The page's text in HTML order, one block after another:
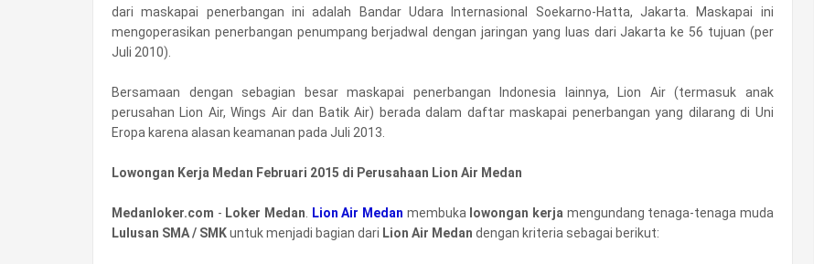
dari maskapai penerbangan ini adalah Bandar Udara Internasional Soekarno-Hatta, Jakarta. Maskapai ini
mengoperasikan penerbangan penumpang berjadwal dengan jaringan yang luas dari Jakarta ke 56 tujuan (per
Juli 2010).
Bersamaan dengan sebagian besar maskapai penerbangan Indonesia lainnya, Lion Air (termasuk anak
perusahan Lion Air, Wings Air dan Batik Air) berada dalam daftar maskapai penerbangan yang dilarang di Uni
Eropa karena alasan keamanan pada Juli 2013.
Lowongan Kerja Medan Februari 2015 di Perusahaan Lion Air Medan
Medanloker.com - Loker Medan Lion Air Medan membuka lowongan kerja mengundang tenaga-tenaga muda
Lulusan SMA / SMKuntuk menjadi bagian dari Lion Air Medan dengan kriteria sebagai berikut: